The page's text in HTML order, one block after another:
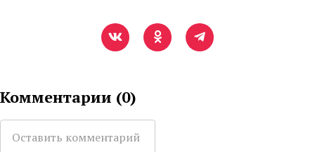
Комментарии (0)